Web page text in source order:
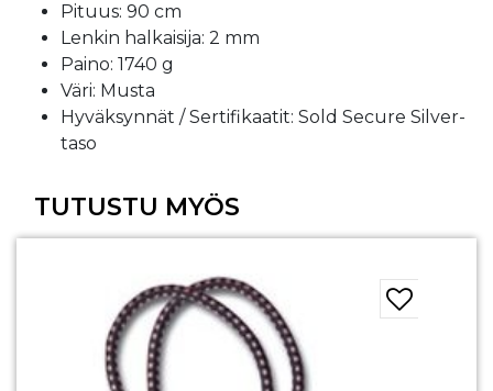
Pituus: 90 cm
Lenkin halkaisija: 2 mm
Paino: 1740 g
Väri: Musta
Hyväksynnät / Sertifikaatit: Sold Secure Silver-
taso
TUTUSTU MYÖS